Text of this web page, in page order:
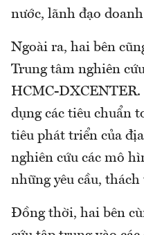
nước, lãnh đạo
Ngoài ra, hai bên
Trung tâm nghiên
HCMC-DXCENTER.
dụng các tiêu chuẩn
tiêu phát triển của
nghiên cứu các mô
những yêu cầu,
Đồng thời, hai bên